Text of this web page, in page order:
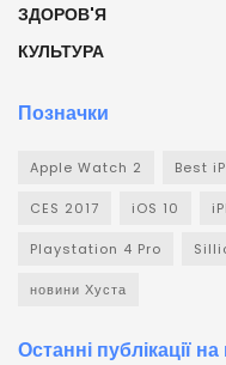
ЗДОРОВ'Я
КУЛЬТУРА
Позначки
Apple Watch 2 Best
CES 2017 iOS 10
Playstation 4 Pro
новини Хуста
Останні публікації